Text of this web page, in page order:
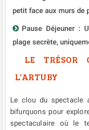
petit face aux murs de
Pause Déjeuner :
plage secrète,
LE TRÉSOR
L’ARTUBY
Le clou du spectacle
bifurquons pour
spectaculaire où le